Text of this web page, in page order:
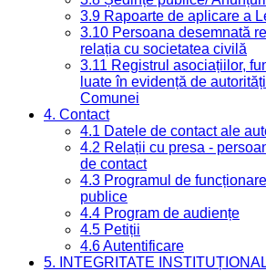
3.9 Rapoarte de aplicare a
3.10 Persoana desemnată
relația cu societatea civilă
3.11 Registrul asociațiilor,
luate în evidență de
Comunei
4. Contact
4.1 Datele de contact ale
4.2 Relații cu presa -
de contact
4.3 Programul de
publice
4.4 Program de audiențe
4.5 Petiții
4.6 Autentificare
5. INTEGRITATE